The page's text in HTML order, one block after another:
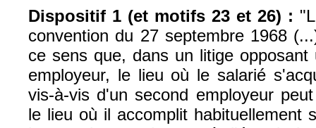
Dispositif 1 (et motifs 23 et 26) :
convention du 27 septembre 1968
ce sens que, dans un litige
employeur, le lieu où le salarié
vis-à-vis d'un second employeur
le lieu où il accomplit habituellement